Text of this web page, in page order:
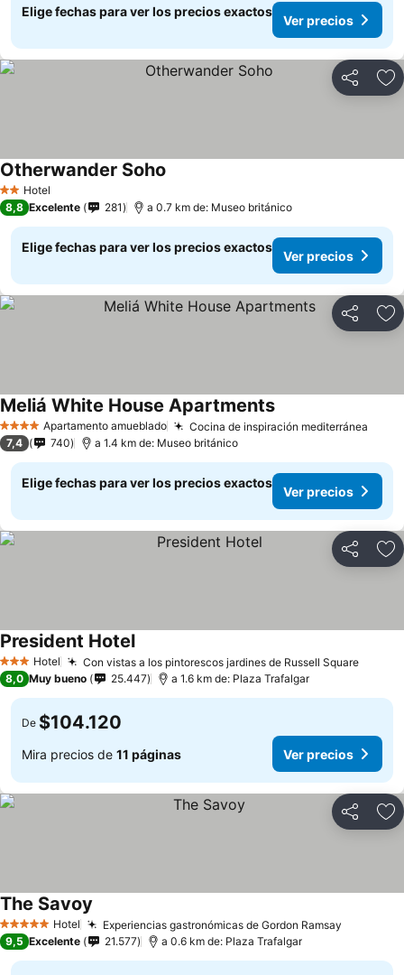
Elige fechas para ver los precios exactos
Ver precios
Compartir
2 Estrellas
Hotel
Otherwander Soho
8,8 Excelente 281 a 0.7 km de: Museo británico
Elige fechas para ver los precios exactos
Ver precios
Compartir
4 EstrellasApartamento amueblado Cocina de inspiración mediterránea
Meliá White House Apartments
7,4 740 a 1.4 km de: Museo británico
Elige fechas para ver los precios exactos
Ver precios
Compartir
3 Estrellas
Hotel Con vistas a los pintorescos jardines de Russell Square
President Hotel
8,0 Muy bueno 25.447 a 1.6 km de: Plaza Trafalgar
De $104.120
Mira precios de 11 páginas Ver precios
Compartir
5 Estrellas Hotel Experiencias gastronómicas de Gordon Ramsay
The Savoy
9,5 Excelente 21.577 a 0.6 km de: Plaza Trafalgar